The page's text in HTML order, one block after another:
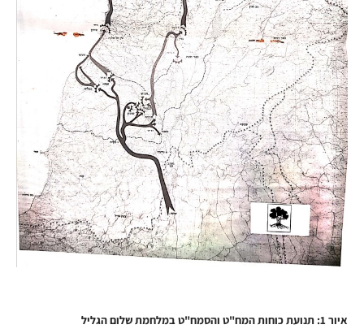
איור 1: תנועת כוחות המח"ט והסמח"ט במלחמת שלום הגליל